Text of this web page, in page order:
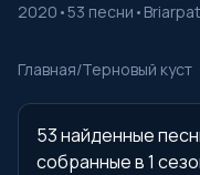
2020 •53 песни •
Главная/Терновый куст
53 найденные
собранные в 1